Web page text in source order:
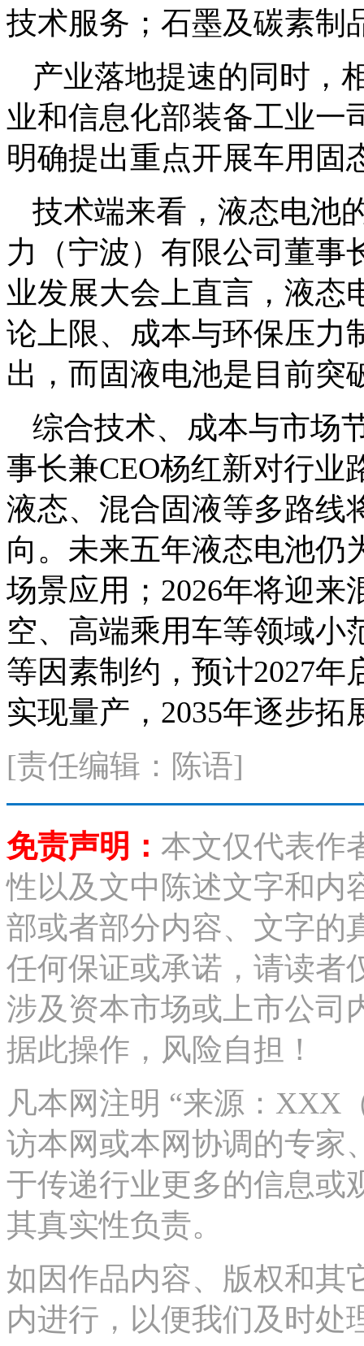
技术服务；石墨及碳素制
产业落地提速的同时，
业和信息化部装备工业一
明确提出重点开展车用固
技术端来看，液态电池
力（宁波）有限公司董事
业发展大会上直言，液态
论上限、成本与环保压力
出，而固液电池是目前突
综合技术、成本与市场
事长兼CEO杨红新对行业
液态、混合固液等多路线
向。未来五年液态电池仍
场景应用；2026年将迎
空、高端乘用车等领域小
等因素制约，预计2027年
实现量产，2035年逐步
[责任编辑：陈语]
免责声明： 本文仅代表作
性以及文中陈述文字和内
部或者部分内容、文字的
任何保证或承诺，请读者
涉及资本市场或上市公司
据此操作，风险自担！
凡本网注明 “来源：XXX
访本网或本网协调的专家
于传递行业更多的信息或
其真实性负责。
如因作品内容、版权和其
内进行，以便我们及时处